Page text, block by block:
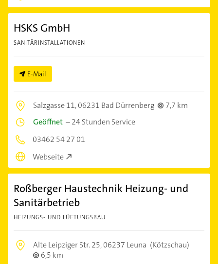
HSKS GmbH
SANITÄRINSTALLATIONEN
E-Mail
Salzgasse 11,06231 Bad Dürrenberg
7,7 km
Geöffnet –24 Stunden Service
03462 54 27 01
Webseite
Roßberger Haustechnik Heizung- und
Sanitärbetrieb
HEIZUNGS- UND LÜFTUNGSBAU
Alte Leipziger Str. 25,06237 Leuna (Kötzschau)
6,5 km